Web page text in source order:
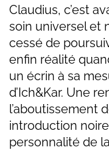
Claudius, c’est
soin universel et
cessé de
enfin réalité
un écrin à sa
d’Ich&Kar. Une
l’aboutissement
introduction
personnalité de